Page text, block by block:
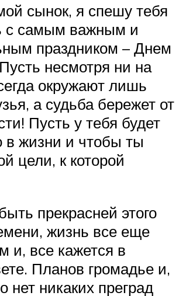
сынок, я спешу тебя
с самым важным и
праздником – Днем
несмотря ни на
окружают лишь
а судьба бережет от
Пусть у тебя будет
в жизни и чтобы ты
цели, к которой
прекрасней этого
жизнь все еще
и, все кажется в
Планов громадье и,
нет никаких преград